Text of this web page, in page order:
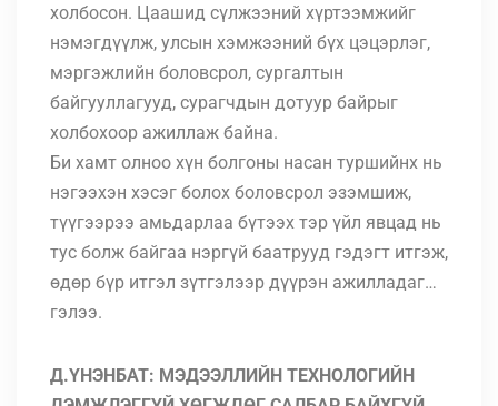
холбосон. Цаашид сүлжээний хүртээмжийг
нэмэгдүүлж, улсын хэмжээний бүх цэцэрлэг,
мэргэжлийн боловсрол, сургалтын
байгууллагууд, сурагчдын дотуур байрыг
холбохоор ажиллаж байна.
Би хамт олноо хүн болгоны насан туршийнх нь
нэгээхэн хэсэг болох боловсрол эзэмшиж,
түүгээрээ амьдарлаа бүтээх тэр үйл явцад нь
тус болж байгаа нэргүй баатрууд гэдэгт итгэж,
өдөр бүр итгэл зүтгэлээр дүүрэн ажилладаг…
гэлээ.
Д.ҮНЭНБАТ: МЭДЭЭЛЛИЙН ТЕХНОЛОГИЙН